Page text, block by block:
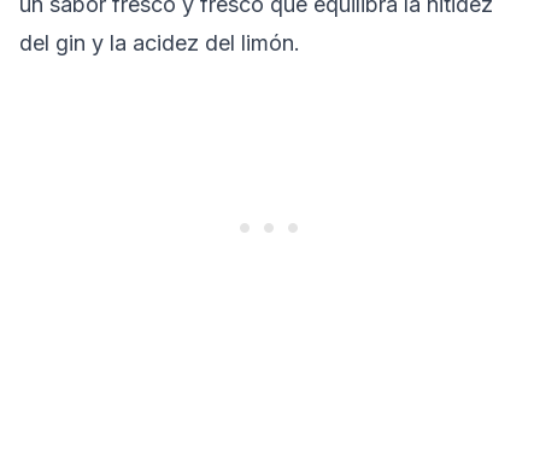
del gin y la acidez del limón.